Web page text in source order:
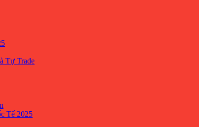
Tự Trade
Tế 2025